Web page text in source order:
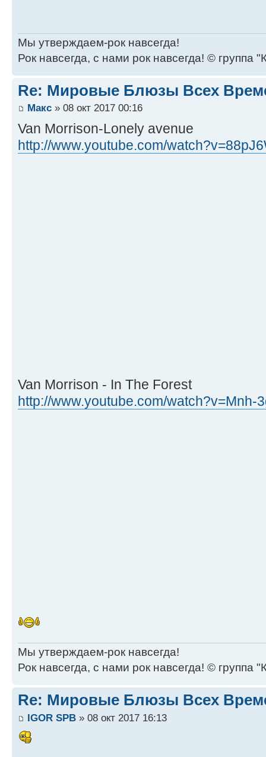
Мы утверждаем-рок навсегда!
Рок навсегда, с нами рок навсегда! © группа
Re: Мировые Блюзы Всех
Макс » 08 окт 2017 00:16
Van Morrison-Lonely avenue
http://www.youtube.com/
Van Morrison - In The Forest
http://www.youtube.com/watch?v=Mnh-
Мы утверждаем-рок навсегда!
Рок навсегда, с нами рок навсегда! © группа
Re: Мировые Блюзы Всех
IGOR SPB » 08 окт 2017 16:13